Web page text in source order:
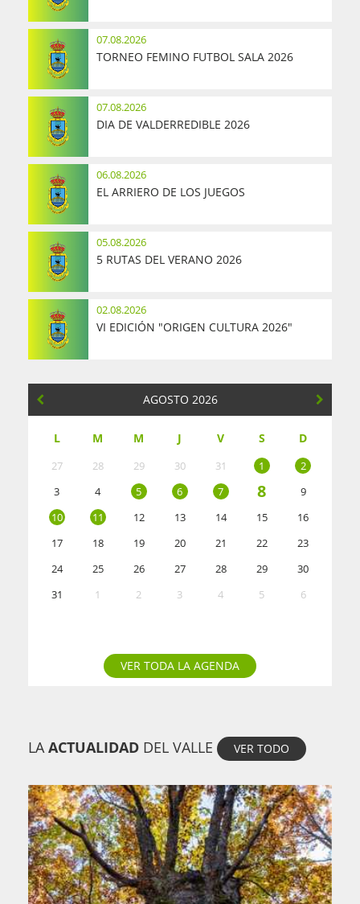
07.08.2026
TORNEO FEMINO FUTBOL SALA 2026
07.08.2026
DIA DE VALDERREDIBLE 2026
06.08.2026
EL ARRIERO DE LOS JUEGOS
05.08.2026
5 RUTAS DEL VERANO 2026
02.08.2026
VI EDICIÓN "ORIGEN CULTURA 2026"
AGOSTO 2026
L M M J V S D
27 28 29 30 31 1
2
3
4 5 6 7 8
9
10
11 12 13 14 15
16
17
18 19 20 21 22
23
24
25 26 27 28 29
30
31
1 2 3 4 5 6
VER TODA LA AGENDA
LA ACTUALIDAD DEL VALLE VER TODO